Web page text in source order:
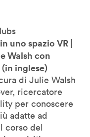
uno spazio VR |
Walsh con
inglese)
di Julie Walsh
ricercatore
per conoscere
adatte ad
corso del